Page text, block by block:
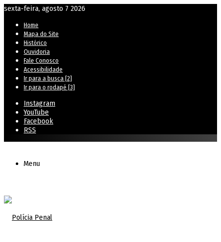
sexta-feira, agosto 7 2026
Home
Mapa do Site
Histórico
Ouvidoria
Fale Conosco
Acessibilidade
Ir para a busca [2]
Ir para o rodapé [3]
Instagram
YouTube
Facebook
RSS
Menu